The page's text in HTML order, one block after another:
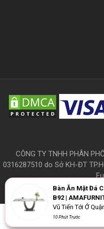
CÔNG TY TNHH PHÂN
0316287510 do Sở KH-ĐT
Bàn Ăn Mặt Đá
B92 |
Vũ Tiến Tới Ở
10 Phút Trước